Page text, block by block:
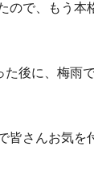
ので、もう本
後に、梅雨
皆さんお気を